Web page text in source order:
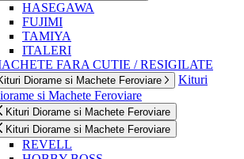
HASEGAWA
FUJIMI
TAMIYA
ITALERI
FARA CUTIE / RESIGILATE
Diorame si Machete Feroviare
Kituri
si Machete Feroviare
Kituri Diorame si Machete Feroviare
Kituri Diorame si Machete Feroviare
REVELL